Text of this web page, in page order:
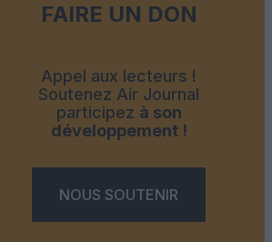
FAIRE UN DON
Appel aux lecteurs !
Soutenez Air Journal
participez à son
développement !
NOUS SOUTENIR